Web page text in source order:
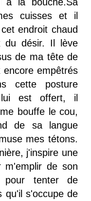
cuisses et il
endroit chaud
du désir. Il lève
de ma tête de
empêtrés
cette posture
lui est offert, il
bouffe le cou,
de sa langue
mes tétons.
j'inspire une
m'emplir de son
pour tenter de
qu'il s'occupe de